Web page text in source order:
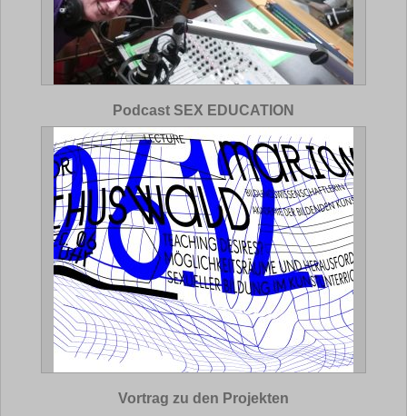
Podcast SEX EDUCATION
Vortrag zu den Projekten